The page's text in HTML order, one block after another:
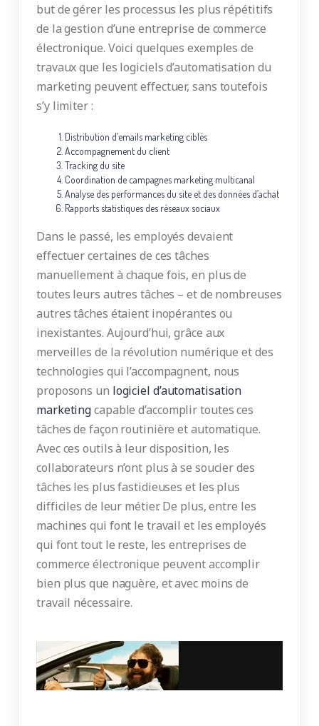
but de gérer les processus les plus répétitifs
de la gestion d’une entreprise de commerce
électronique. Voici quelques exemples de
travaux que les logiciels d’automatisation du
marketing peuvent effectuer, sans toutefois
s’y limiter :
Distribution d’emails marketing ciblés
Accompagnement du client
Tracking du site
Coordination de campagnes marketing multicanal
Analyse des performances du site et des données d’achat
Rapports statistiques des réseaux sociaux
Dans le passé, les employés devaient
effectuer certaines de ces tâches
manuellement à chaque fois, en plus de
toutes leurs autres tâches – et de nombreuses
autres tâches étaient inopérantes ou
inexistantes. Aujourd’hui, grâce aux
merveilles de la révolution numérique et des
technologies qui l’accompagnent, nous
proposons un logiciel d’automatisation
marketingcapable d’accomplir toutes ces
tâches de façon routinière et automatique.
Avec ces outils à leur disposition, les
collaborateurs n’ont plus à se soucier des
tâches les plus fastidieuses et les plus
difficiles de leur métier. De plus, entre les
machines qui font le travail et les employés
qui font tout le reste, les entreprises de
commerce électronique peuvent accomplir
bien plus que naguère, et avec moins de
travail nécessaire.